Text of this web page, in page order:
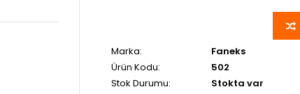
Marka:
Faneks
Ürün Kodu:
502
Stok Durumu:
Stokta var